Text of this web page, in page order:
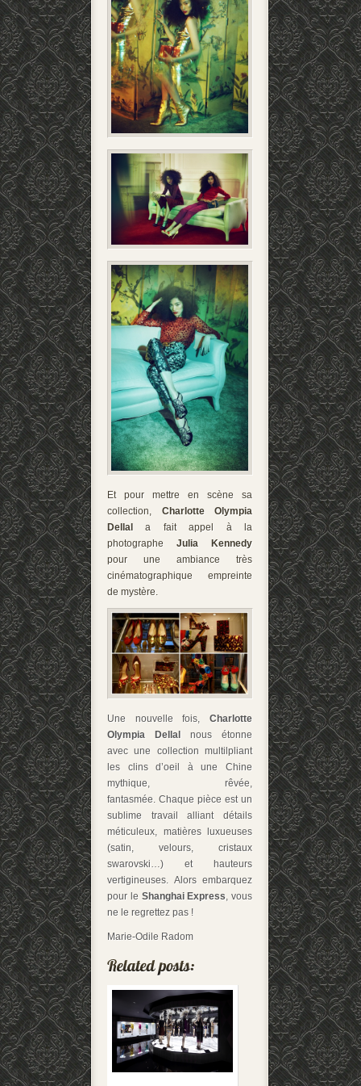
Et pour mettre en scène sa
collection, Charlotte Olympia
Dellal
a fait appel à la
photographe Julia Kennedy
pour une ambiance très
cinématographique empreinte
de mystère.
Une nouvelle fois, Charlotte
Olympia Dellal
nous étonne
avec une collection multilpliant
les clins d’oeil à une Chine
mythique, rêvée,
fantasmée. Chaque pièce est un
sublime travail alliant détails
méticuleux, matières luxueuses
(satin, velours, cristaux
swarovski…) et hauteurs
vertigineuses. Alors embarquez
pour le Shanghai Express, vous
ne le regrettez pas !
Marie-Odile Radom